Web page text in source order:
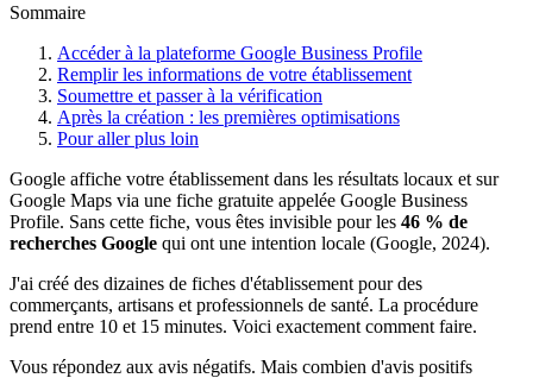
Sommaire
Accéder à la plateforme Google Business Profile
Remplir les informations de votre établissement
Soumettre et passer à la vérification
Après la création : les premières optimisations
Pour aller plus loin
Google affiche votre établissement dans les résultats locaux et sur
Google Maps via une fiche gratuite appelée Google Business
Profile. Sans cette fiche, vous êtes invisible pour les 46 % de
recherches Google qui ont une intention locale (Google, 2024).
J'ai créé des dizaines de fiches d'établissement pour des
commerçants, artisans et professionnels de santé. La procédure
prend entre 10 et 15 minutes. Voici exactement comment faire.
Vous répondez aux avis négatifs. Mais combien d'avis positifs